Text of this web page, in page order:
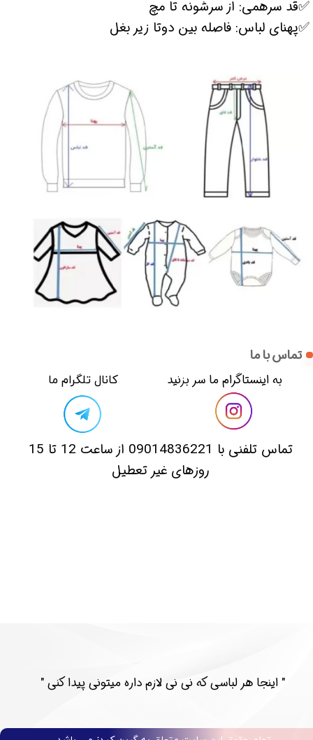
✅قد سرهمی: از سرشونه تا مچ
✅پهنای لباس: فاصله بین دوتا زیر بغل
تماس با ما
​​به اینستاگرام ما سر بزنید​​​​​​​
​تماس تلفنی با 09014836221 از ساعت 12 تا 15
روزهای غیر تعطیل
​کانال تلگرام ما
​​" اینجا هر لباسی که نی نی لازم داره میتونی پیدا کنی "​​​​​​​​​​​​​​